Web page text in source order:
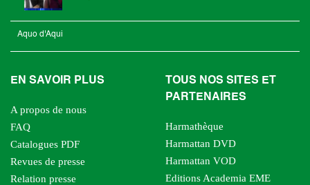
Aquo d'Aqui
EN SAVOIR PLUS
A propos de nous
FAQ
Catalogues PDF
Revues de presse
Relation presse
TOUS NOS SITES ET
PARTENAIRES
Harmathèque
Harmattan DVD
Harmattan VOD
Editions Academia EME